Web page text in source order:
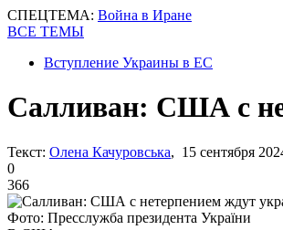
СПЕЦТЕМА: Война в Иране
ВСЕ ТЕМЫ
Вступление Украины в ЕС
Салливан: США с
Текст: Олена Качуровська, 15 сентября
0
366
Фото: Пресслужба президента України